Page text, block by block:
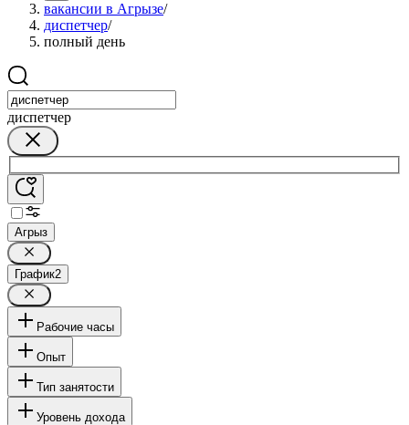
вакансии в Агрызе/
диспетчер/
полный день
диспетчер
Агрыз
График2
Рабочие часы
Опыт
Тип занятости
Уровень дохода